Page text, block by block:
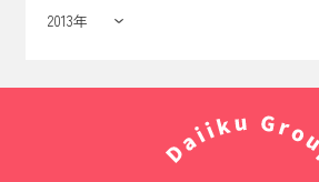
2013年